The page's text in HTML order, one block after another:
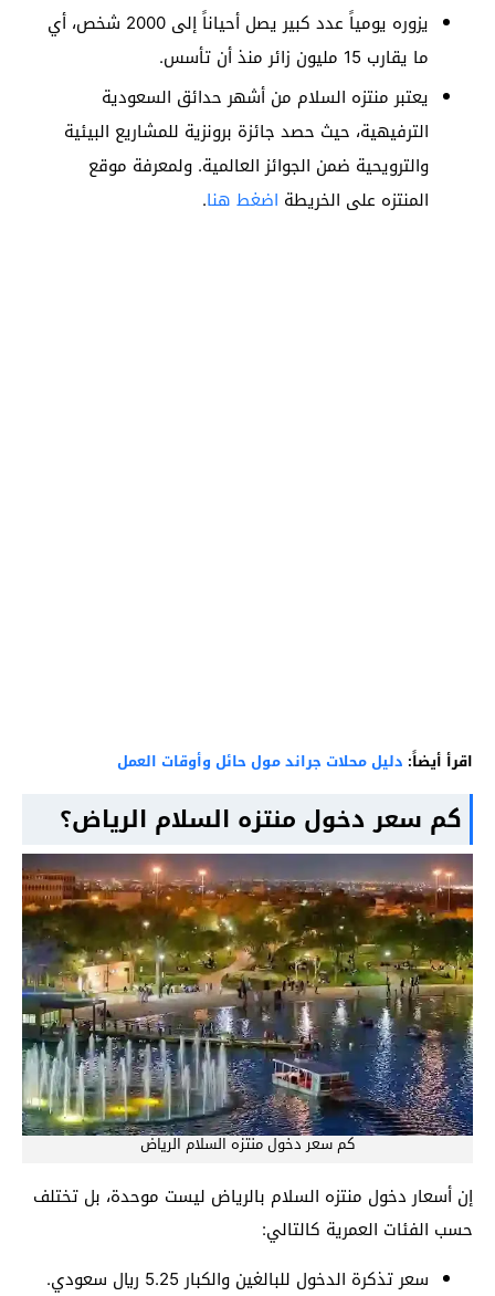
يزوره يومياً عدد كبير يصل أحياناً إلى 2000 شخص، أي
ما يقارب 15 مليون زائر منذ أن تأسس.
يعتبر منتزه السلام من أشهر حدائق السعودية
الترفيهية، حيث حصد جائزة برونزية للمشاريع البيئية
والترويحية ضمن الجوائز العالمية. ولمعرفة موقع
المنتزه على الخريطة اضغط هنا.
اقرأ أيضاً: دليل محلات جراند مول حائل وأوقات العمل
كم سعر دخول منتزه السلام الرياض؟
كم سعر دخول منتزه السلام الرياض
إن أسعار دخول منتزه السلام بالرياض ليست موحدة، بل تختلف
حسب الفئات العمرية كالتالي:
سعر تذكرة الدخول للبالغين والكبار 5.25 ريال سعودي.